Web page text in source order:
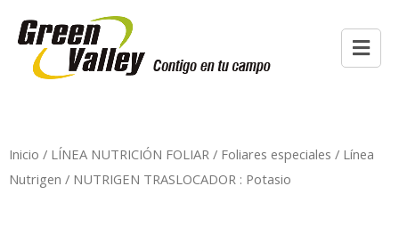
Inicio / LÍNEA NUTRICIÓN FOLIAR / Foliares especiales / Línea
Nutrigen / NUTRIGEN TRASLOCADOR : Potasio